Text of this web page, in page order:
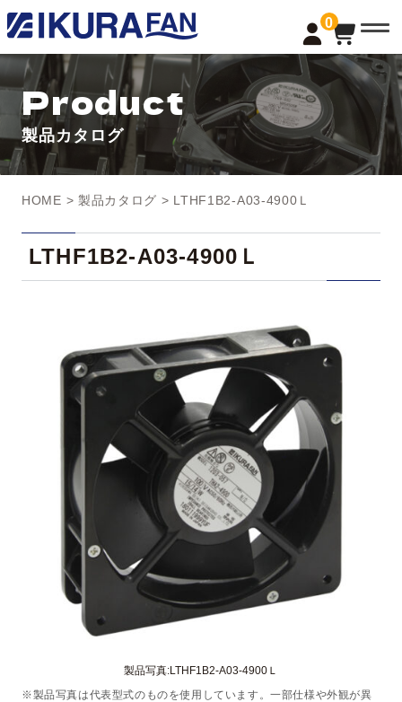
0
t
o
g
l
e
a
v
i
g
a
n
Product
製品カタログ
HOME > 製品カタログ > LTHF1B2-A03-4900Ｌ
LTHF1B2-A03-4900Ｌ
製品写真:LTHF1B2-A03-4900Ｌ
※製品写真は代表型式のものを使用しています。一部仕様や外観が異